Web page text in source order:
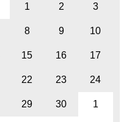
1 2 3
8 9 10
15 16 17
22 23 24
29 30 1